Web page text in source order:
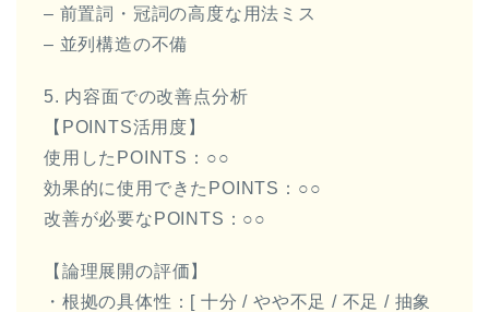
– 前置詞・冠詞の高度な用法ミス
– 並列構造の不備
5. 内容面での改善点分析
【POINTS活用度】
使用したPOINTS：○○
効果的に使用できたPOINTS：○○
改善が必要なPOINTS：○○
【論理展開の評価】
・根拠の具体性：[ 十分 / やや不足 / 不足 / 抽象